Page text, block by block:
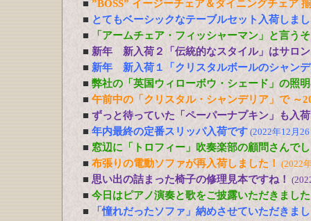
■ ”BOSS” イージーチェア＆ダイニングチェア
■ とてもベーシックなテーブルセット入荷しま
■
「アームチェア・フィッシャーマン」と言う
■ 新年 新入荷２「伝統的なスタイル」はサロ
■ 新年 新入荷１「クリスタルボールのシャン
■ 弊社の「英国ウィローボウ・シェード」の照
■ 午前中の「クリスタル・シャンデリア」で ～
■ ずっと待っていた「ペーパーナプキン」も入
■ 年内最終の定番スリッパ入荷です (2022年12月
■ 窓辺に「トロフィー」吹奏楽部の顧問さんで
■ 布張りの電動ソファが再入荷しました！ (2022
■ 思い出の詰まった椅子の修理見本ですね！
■ 今日はピアノ演奏と歌をご披露いただきまし
■
「憧れだったソファ」納めさせていただきま